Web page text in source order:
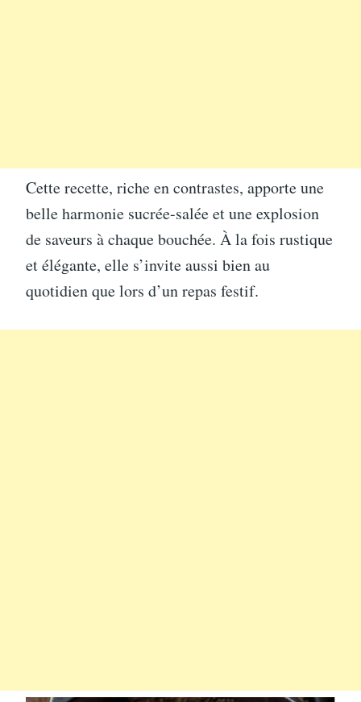
Cette recette, riche en contrastes, apporte une
belle harmonie sucrée-salée et une explosion
de saveurs à chaque bouchée. À la fois rustique
et élégante, elle s’invite aussi bien au
quotidien que lors d’un repas festif.